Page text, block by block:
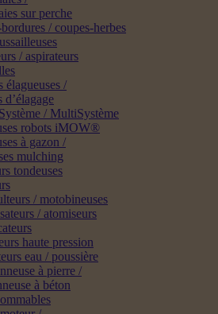
sur perche
/ coupes-herbes
/ aspirateurs
élagueuses /
d’élagage
/ MultiSystème
robots iMOW®
à gazon /
mulching
tondeuses
/ motobineuses
/ atomiseurs
haute pression
eau / poussière
à pierre /
à béton